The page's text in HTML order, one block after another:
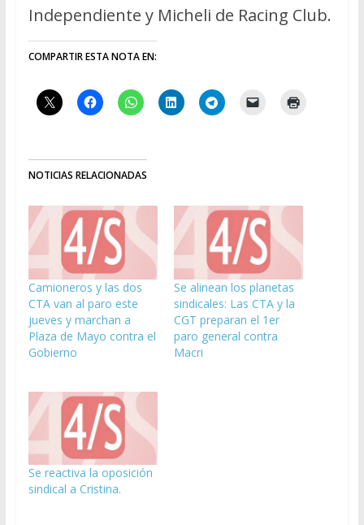
Independiente y Micheli de Racing Club.
COMPARTIR ESTA NOTA EN:
NOTICIAS RELACIONADAS
Camioneros y las dos
CTA van al paro este
jueves y marchan a
Plaza de Mayo contra el
Gobierno
Se alinean los planetas
sindicales: Las CTA y la
CGT preparan el 1er
paro general contra
Macri
Se reactiva la oposición
sindical a Cristina.